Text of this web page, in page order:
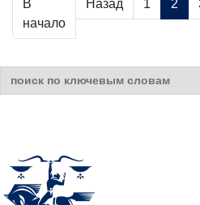
В
начало
Назад 1 2